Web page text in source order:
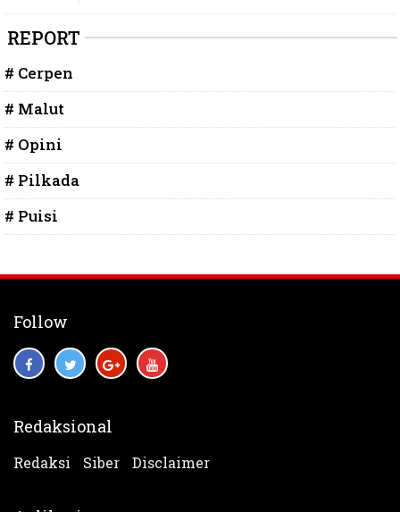
REPORT
# Cerpen
# Malut
# Opini
# Pilkada
# Puisi
Follow
Redaksional
Redaksi Siber Disclaimer